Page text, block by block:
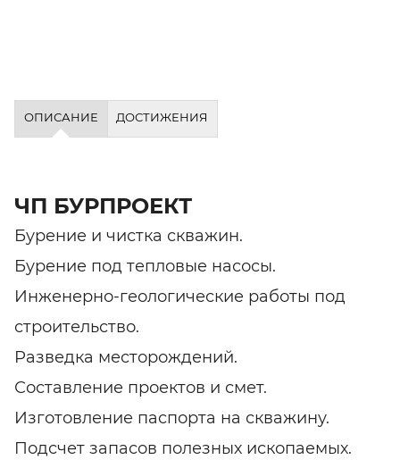
ОПИСАНИЕ ДОСТИЖЕНИЯ
ЧП БУРПРОЕКТ
Бурение и чистка скважин.
Бурение под тепловые насосы.
Инженерно-геологические работы под
строительство.
Разведка месторождений.
Составление проектов и смет.
Изготовление паспорта на скважину.
Подсчет запасов полезных ископаемых.